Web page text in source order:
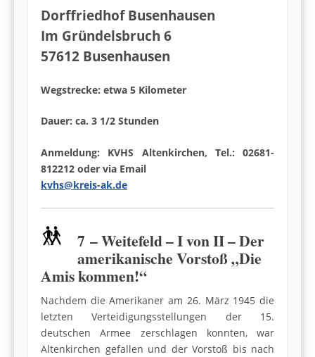
Dorffriedhof Busenhausen
Im Gründelsbruch 6
57612 Busenhausen
Wegstrecke: etwa 5 Kilometer
Dauer: ca. 3 1/2 Stunden
Anmeldung: KVHS Altenkirchen, Tel.: 02681-
812212 oder via Email
kvhs@kreis-ak.de
7 – Weitefeld – I von II – Der
amerikanische Vorstoß „Die
Amis kommen!“
Nachdem die Amerikaner am 26. März 1945 die
letzten Verteidigungsstellungen der 15.
deutschen Armee zerschlagen konnten, war
Altenkirchen gefallen und der Vorstoß bis nach